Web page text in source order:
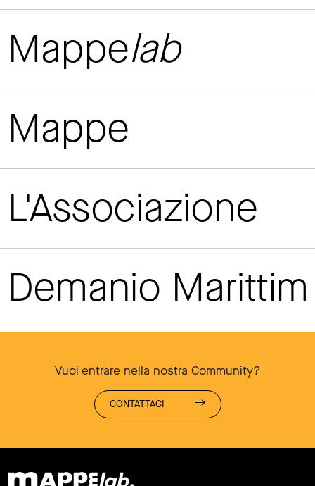
Mappelab
Mappe
L'Associazione
Demanio
Vuoi entrare nella nostra Community?
CONTATTACI